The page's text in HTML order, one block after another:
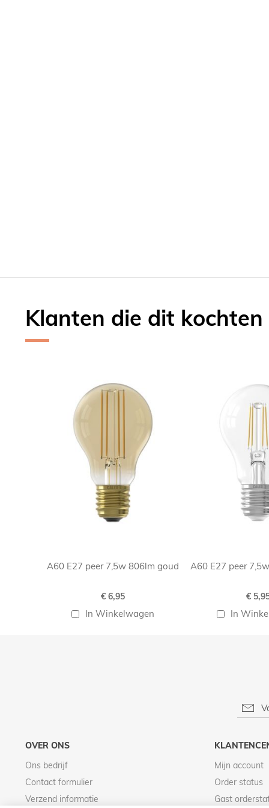
Klanten die dit
A60 E27 peer 7,5w 806lm goud
€ 6,95
In Winkelwagen
A60 E27 peer
€
In
OVER ONS
Ons bedrijf
Contact formulier
Verzend informatie
Mijn account
Order status
Gast